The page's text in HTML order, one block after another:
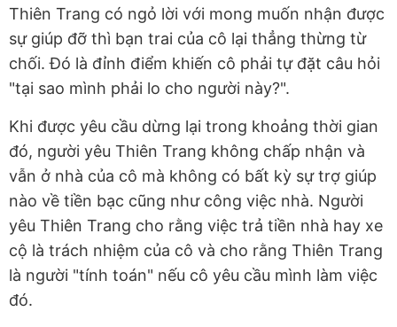
Thiên Trang có ngỏ lời với mong muốn nhận được
sự giúp đỡ thì bạn trai của cô lại thẳng thừng từ
chối. Đó là đỉnh điểm khiến cô phải tự đặt câu hỏi
"tại sao mình phải lo cho người này?".
Khi được yêu cầu dừng lại trong khoảng thời gian
đó, người yêu Thiên Trang không chấp nhận và
vẫn ở nhà của cô mà không có bất kỳ sự trợ giúp
nào về tiền bạc cũng như công việc nhà. Người
yêu Thiên Trang cho rằng việc trả tiền nhà hay xe
cộ là trách nhiệm của cô và cho rằng Thiên Trang
là người "tính toán" nếu cô yêu cầu mình làm việc
đó.